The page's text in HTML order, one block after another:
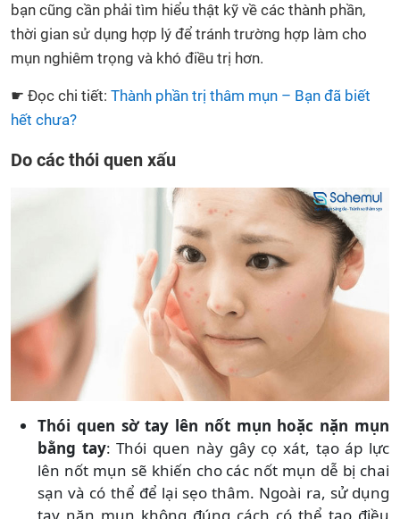
bạn cũng cần phải tìm hiểu thật kỹ về các thành phần,
thời gian sử dụng hợp lý để tránh trường hợp làm cho
mụn nghiêm trọng và khó điều trị hơn.
☛ Đọc chi tiết: Thành phần trị thâm mụn – Bạn đã biết
hết chưa?
Do các thói quen xấu
Thói quen sờ tay lên nốt mụn hoặc nặn mụn
bằng tay: Thói quen này gây cọ xát, tạo áp lực
lên nốt mụn sẽ khiến cho các nốt mụn dễ bị chai
sạn và có thể để lại sẹo thâm. Ngoài ra, sử dụng